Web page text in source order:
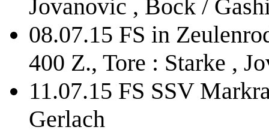
Jovanovic , Bock /
08.07.15 FS in
400 Z., Tore : Starke ,
11.07.15 FS SSV
Gerlach